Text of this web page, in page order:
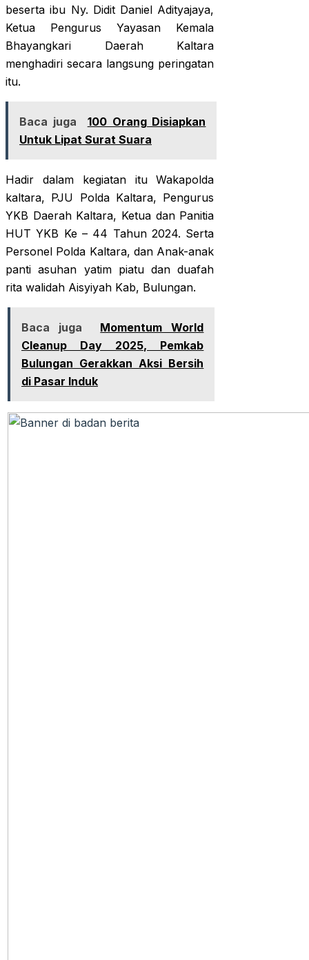
beserta ibu Ny. Didit Daniel Adityajaya,
Ketua Pengurus Yayasan Kemala
Bhayangkari Daerah Kaltara
menghadiri secara langsung peringatan
itu.
Baca juga
100 Orang Disiapkan
Untuk Lipat Surat Suara
Hadir dalam kegiatan itu Wakapolda
kaltara, PJU Polda Kaltara, Pengurus
YKB Daerah Kaltara, Ketua dan Panitia
HUT YKB Ke – 44 Tahun 2024. Serta
Personel Polda Kaltara, dan Anak-anak
panti asuhan yatim piatu dan duafah
rita walidah Aisyiyah Kab, Bulungan.
Baca juga
Momentum World
Cleanup Day 2025, Pemkab
Bulungan Gerakkan Aksi Bersih
di Pasar Induk